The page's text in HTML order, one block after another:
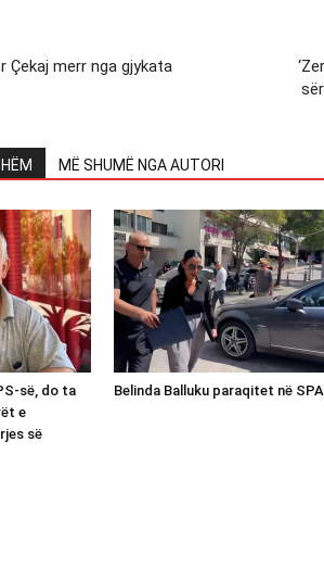
Çekaj merr nga gjykata
MË SHUMË NGA AUTORI
së, do ta
e
së
Belinda Balluku paraqitet në